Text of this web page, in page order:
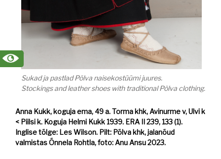
Sukad ja pastlad Põlva naisekostüümi juures.
Stockings and leather shoes with traditional Põlva clothing.
Anna Kukk, koguja ema, 49 a. Torma khk, Avinurme v, Ulvi k
< Piilsi k. Koguja Helmi Kukk 1939. ERA II 239, 133 (1).
Inglise tõlge: Les Wilson. Pilt: Põlva khk, jalanõud
valmistas Õnnela Rohtla, foto: Anu Ansu 2023.